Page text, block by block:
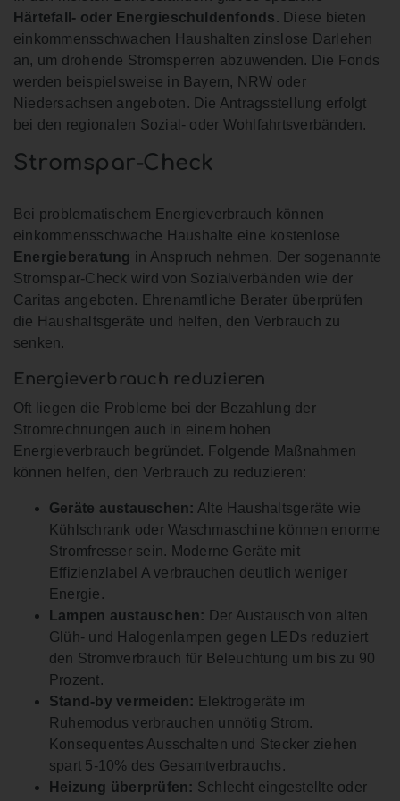
Härtefall- oder Energieschuldenfonds. Diese bieten
einkommensschwachen Haushalten zinslose Darlehen
an, um drohende Stromsperren abzuwenden. Die Fonds
werden beispielsweise in Bayern, NRW oder
Niedersachsen angeboten. Die Antragsstellung erfolgt
bei den regionalen Sozial- oder Wohlfahrtsverbänden.
Stromspar-Check
Bei problematischem Energieverbrauch können
einkommensschwache Haushalte eine kostenlose
Energieberatung in Anspruch nehmen. Der sogenannte
Stromspar-Check wird von Sozialverbänden wie der
Caritas angeboten. Ehrenamtliche Berater überprüfen
die Haushaltsgeräte und helfen, den Verbrauch zu
senken.
Energieverbrauch reduzieren
Oft liegen die Probleme bei der Bezahlung der
Stromrechnungen auch in einem hohen
Energieverbrauch begründet. Folgende Maßnahmen
können helfen, den Verbrauch zu reduzieren:
Geräte austauschen: Alte Haushaltsgeräte wie
Kühlschrank oder Waschmaschine können enorme
Stromfresser sein. Moderne Geräte mit
Effizienzlabel A verbrauchen deutlich weniger
Energie.
Lampen austauschen: Der Austausch von alten
Glüh- und Halogenlampen gegen LEDs reduziert
den Stromverbrauch für Beleuchtung um bis zu 90
Prozent.
Stand-by vermeiden: Elektrogeräte im
Ruhemodus verbrauchen unnötig Strom.
Konsequentes Ausschalten und Stecker ziehen
spart 5-10% des Gesamtverbrauchs.
Heizung überprüfen: Schlecht eingestellte oder